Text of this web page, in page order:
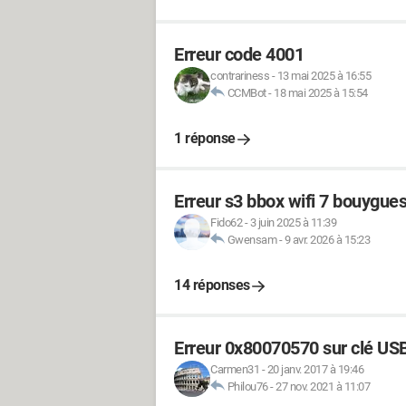
Erreur code 4001
contrariness - 13 mai 2025 à 16:55
CCMBot- 18 mai 2025 à 15:54
1 réponse
Erreur s3 bbox wifi 7 bouygues
Fido62- 3 juin 2025 à 11:39
Gwensam-9 avr. 2026 à 15:23
14 réponses
Erreur 0x80070570 sur clé
Carmen31 -20 janv. 2017 à 19:46
Philou76-27 nov. 2021 à 11:07